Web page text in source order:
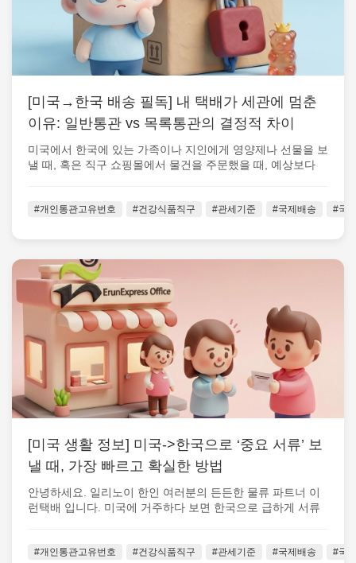
[미국→한국 배송 필독] 내 택배가 세관에 멈춘
이유: 일반통관 vs 목록통관의 결정적 차이
미국에서 한국에 있는 가족이나 지인에게 영양제나 선물을 보
낼 때, 혹은 직구 쇼핑몰에서 물건을 주문했을 때, 예상보다
#개인통관고유번호 #건강식품직구 #관세기준 #국제배송 #국
[미국 생활 정보] 미국->한국으로 ‘중요 서류’ 보
낼 때, 가장 빠르고 확실한 방법
안녕하세요. 일리노이 한인 여러분의 든든한 물류 파트너 이
런택배 입니다. 미국에 거주하다 보면 한국으로 급하게 서류
#개인통관고유번호 #건강식품직구 #관세기준 #국제배송 #국